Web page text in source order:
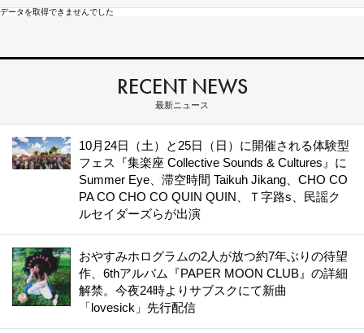
データを取得できませんでした
RECENT NEWS
最新ニュース
10月24日（土）と25日（日）に開催される体験型
フェス『集楽座 Collective Sounds & Cultures』に
Summer Eye、滞空時間 Taikuh Jikang、CHO CO
PA CO CHO CO QUIN QUIN、Ｔ字路s、民謡ク
ルセイダーズらが出演
おやすみホログラムの2人が放つ約7年ぶりの待望
作、6thアルバム『PAPER MOON CLUB』の詳細
解禁。今夜24時よりサブスクにて新曲
「lovesick」先行配信